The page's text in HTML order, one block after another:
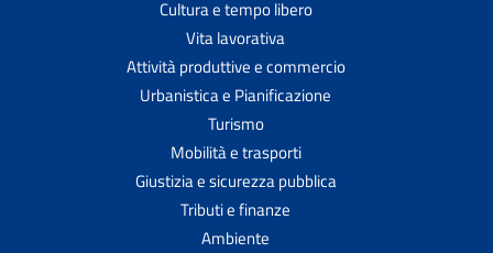
Cultura e tempo libero
Vita lavorativa
Attività produttive e commercio
Urbanistica e Pianificazione
Turismo
Mobilità e trasporti
Giustizia e sicurezza pubblica
Tributi e finanze
Ambiente